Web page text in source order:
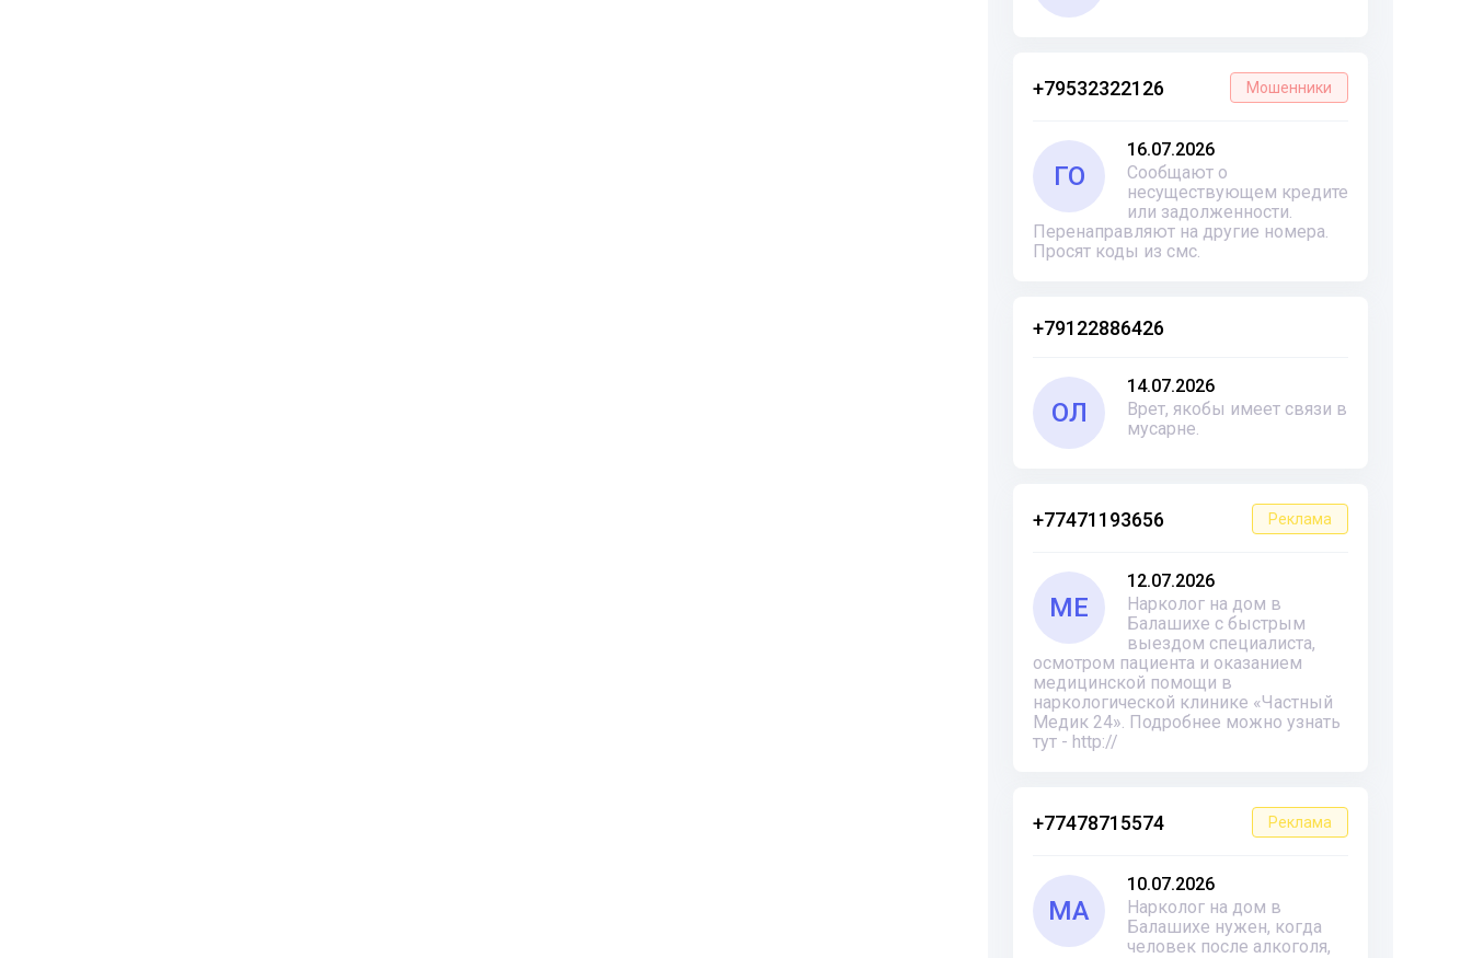
+79532322126 Мошенники
ГО
16.07.2026
Сообщают о
несуществующем кредите
или задолженности.
Перенаправляют на другие номера.
Просят коды из смс.
+79122886426
ОЛ
14.07.2026
Врет, якобы имеет связи в
мусарне.
+77471193656 Реклама
ME
12.07.2026
Нарколог на дом в
Балашихе с быстрым
выездом специалиста,
осмотром пациента и оказанием
медицинской помощи в
наркологической клинике «Частный
Медик 24». Подробнее можно узнать
тут - http://
+77478715574 Реклама
MA
10.07.2026
Нарколог на дом в
Балашихе нужен, когда
человек после алкоголя,